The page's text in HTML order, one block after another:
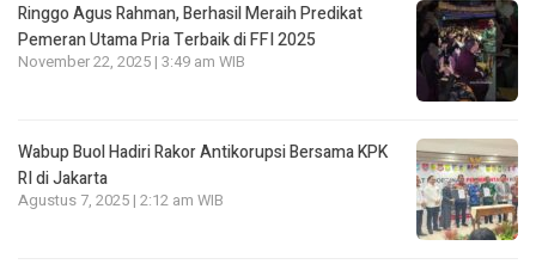
Ringgo Agus Rahman, Berhasil Meraih Predikat
Pemeran Utama Pria Terbaik di FFI 2025
November 22, 2025 | 3:49 am WIB
Wabup Buol Hadiri Rakor Antikorupsi Bersama KPK
RI di Jakarta
Agustus 7, 2025 | 2:12 am WIB